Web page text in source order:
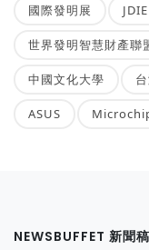
國際發明展
世界發明智慧財產聯
中國文化大學
ASUS
NEWSBUFFET 新聞